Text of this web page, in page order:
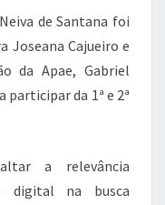
de Santana foi
Joseana Cajueiro e
da Apae, Gabriel
da 1ª e 2ª
a relevância
digital na busca